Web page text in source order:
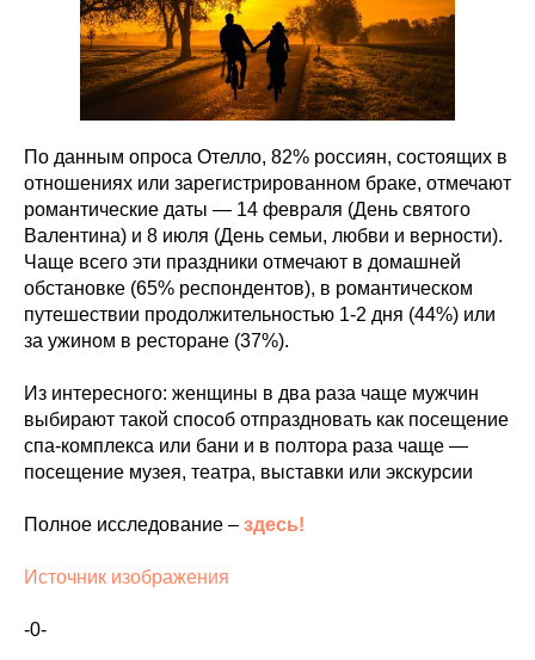
По данным опроса Отелло, 82% россиян, состоящих в
отношениях или зарегистрированном браке, отмечают
романтические даты — 14 февраля (День святого
Валентина) и 8 июля (День семьи, любви и верности).
Чаще всего эти праздники отмечают в домашней
обстановке (65% респондентов), в романтическом
путешествии продолжительностью 1-2 дня (44%) или
за ужином в ресторане (37%).
Из интересного: женщины в два раза чаще мужчин
выбирают такой способ отпраздновать как посещение
спа-комплекса или бани и в полтора раза чаще —
посещение музея, театра, выставки или экскурсии
Полное исследование – здесь!
Источник изображения
-0-